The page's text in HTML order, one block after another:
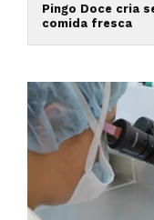
Pingo Doce cria
comida fresca